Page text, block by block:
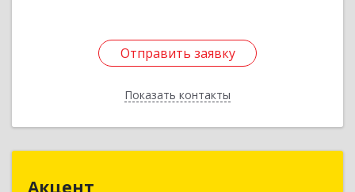
Отправить заявку
Показать контакты
Отправить заявку
Назад
Акцент